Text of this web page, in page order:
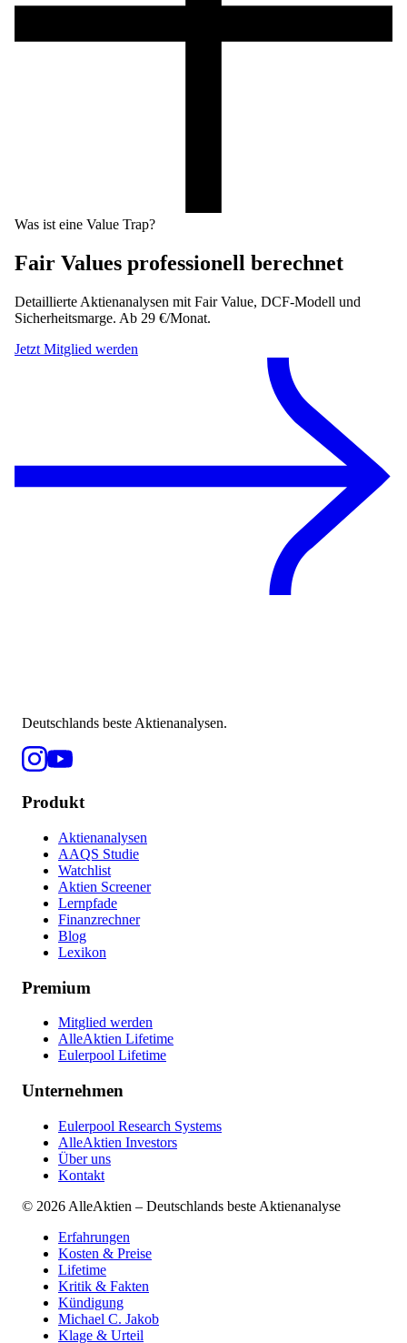
Was ist eine Value Trap?
Fair Values professionell berechnet
Detaillierte Aktienanalysen mit Fair Value, DCF-Modell und
Sicherheitsmarge. Ab 29 €/Monat.
Jetzt Mitglied werden
Deutschlands beste Aktienanalysen.
Produkt
Aktienanalysen
AAQS Studie
Watchlist
Aktien Screener
Lernpfade
Finanzrechner
Blog
Lexikon
Premium
Mitglied werden
AlleAktien Lifetime
Eulerpool Lifetime
Unternehmen
Eulerpool Research Systems
AlleAktien Investors
Über uns
Kontakt
© 2026 AlleAktien – Deutschlands beste Aktienanalyse
Erfahrungen
Kosten & Preise
Lifetime
Kritik & Fakten
Kündigung
Michael C. Jakob
Klage & Urteil